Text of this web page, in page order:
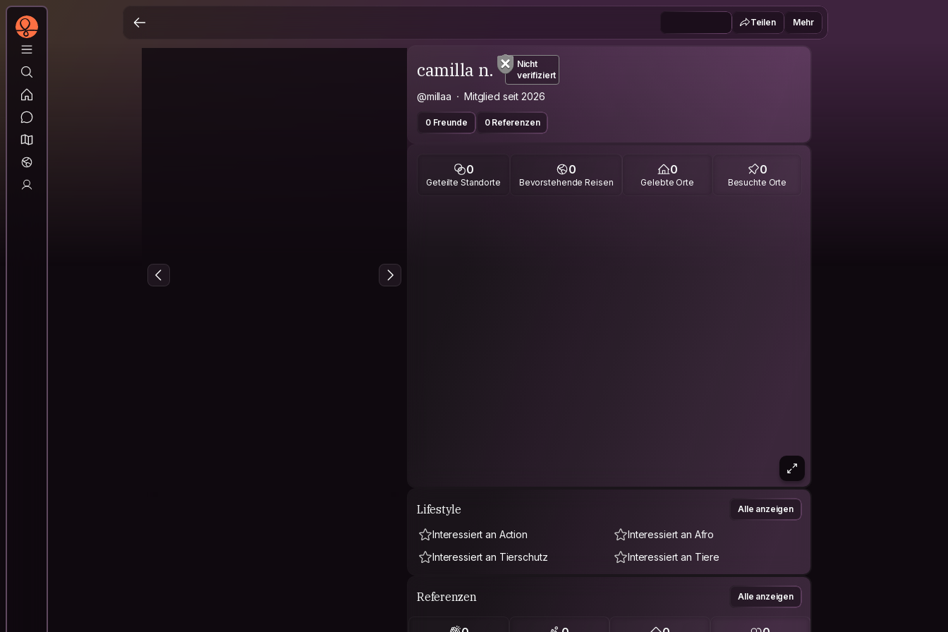
Teilen Mehr
camilla n.
Nicht
verifiziert
@millaa Mitglied seit 2026
0 Freunde 0 Referenzen
0
Geteilte Standorte
0
Bevorstehende Reisen
0
Gelebte Orte
0
Besuchte Orte
Lifestyle Alle anzeigen
Interessiert an Action
Interessiert an Afro
Interessiert an Tierschutz
Interessiert an Tiere
Referenzen Alle anzeigen